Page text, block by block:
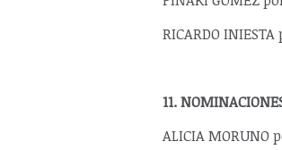
RICARDO
11.
ALICIA MORUNO